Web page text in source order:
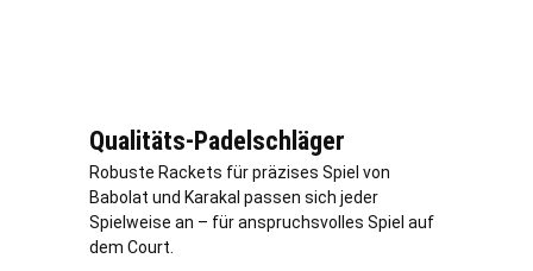
Qualitäts-Padelschläger
Robuste Rackets für präzises Spiel von
Babolat und Karakal passen sich jeder
Spielweise an – für anspruchsvolles Spiel auf
dem Court.